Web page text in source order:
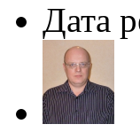
Дата